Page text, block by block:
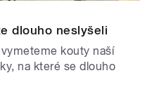
dlouho neslyšeli
kouty naší
na které se dlouho